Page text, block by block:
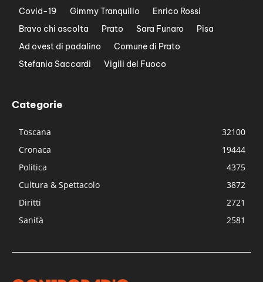
Covid-19
Gimmy Tranquillo
Enrico Rossi
Bravo chi ascolta
Prato Sara Funaro
Pisa
Ad ovest di padalino
Comune di Prato
Stefania Saccardi
Vigili del Fuoco
Categorie
Toscana
32100
Cronaca
19444
Politica
4375
Cultura & Spettacolo
3872
Diritti
2721
Sanità
2581